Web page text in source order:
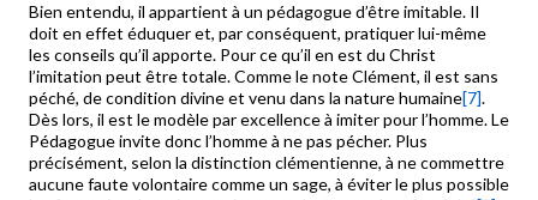
Bien entendu, il appartient à un pédagogue d’être imitable. Il
doit en effet éduquer et, par conséquent, pratiquer lui-même
les conseils qu’il apporte. Pour ce qu’il en est du Christ
l’imitation peut être totale. Comme le note Clément, il est sans
péché, de condition divine et venu dans la nature humaine[7].
Dès lors, il est le modèle par excellence à imiter pour l’homme. Le
Pédagogue invite donc l’homme à ne pas pécher. Plus
précisément, selon la distinction clémentienne, à ne commettre
aucune faute volontaire comme un sage, à éviter le plus possible